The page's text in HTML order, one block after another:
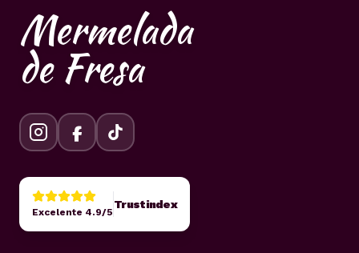
Mermelada
de Fresa
Excelente 4.9/5
Trustindex